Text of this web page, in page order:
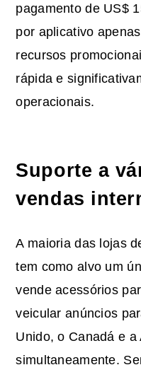
pagamento de US$
por aplicativo
recursos
rápida e
operacionais.
Suporte a
vendas
A maioria das lojas
tem como alvo um
vende acessórios
veicular anúncios
Unido, o Canadá e a
simultaneamente.